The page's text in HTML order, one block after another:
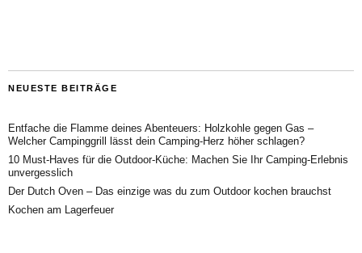
NEUESTE BEITRÄGE
Entfache die Flamme deines Abenteuers: Holzkohle gegen Gas –
Welcher Campinggrill lässt dein Camping-Herz höher schlagen?
10 Must-Haves für die Outdoor-Küche: Machen Sie Ihr Camping-Erlebnis
unvergesslich
Der Dutch Oven – Das einzige was du zum Outdoor kochen brauchst
Kochen am Lagerfeuer